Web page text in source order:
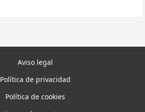
Aviso legal
Política de privacidad
Política de cookies